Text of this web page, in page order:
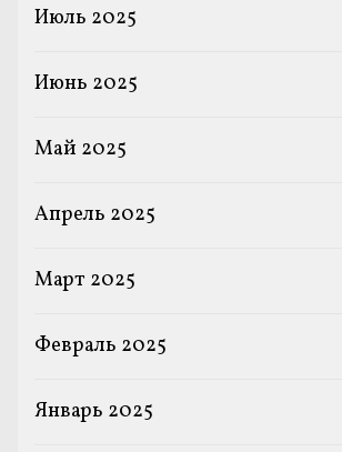
Июль 2025
Июнь 2025
Май 2025
Апрель 2025
Март 2025
Февраль 2025
Январь 2025